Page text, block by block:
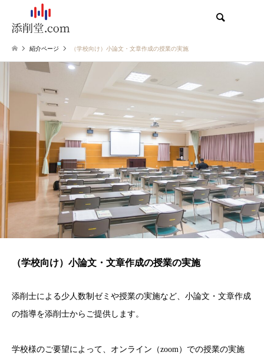
紹介ページ （学校向け）小論文・文章作成の授業の実施
（学校向け）小論文・文章作成の授業の実施
添削士による少人数制ゼミや授業の実施など、小論文・文章作成
の指導を添削士からご提供します。
学校様のご要望によって、オンライン（zoom）での授業の実施